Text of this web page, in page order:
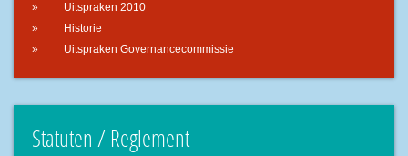
Uitspraken 2010
Historie
Uitspraken Governancecommissie
Statuten / Reglement